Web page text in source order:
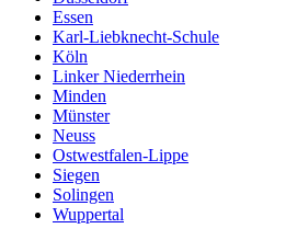
Essen
Karl-Liebknecht-Schule
Köln
Linker Niederrhein
Minden
Münster
Neuss
Ostwestfalen-Lippe
Siegen
Solingen
Wuppertal